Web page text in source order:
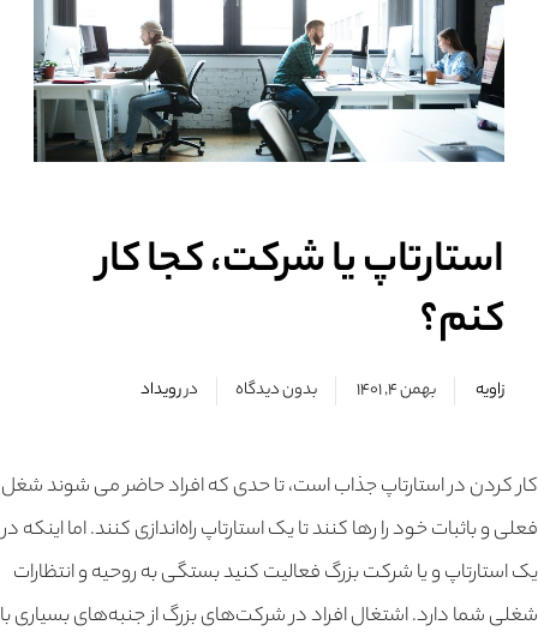
استارتاپ یا شرکت، کجا کار
کنم؟
زاویه بهمن ۴, ۱۴۰۱ بدون دیدگاه دررویداد
کار کردن در استارتاپ جذاب است، تا حدی که افراد حاضر می شوند شغل
فعلی و باثبات خود را رها کنند تا یک استارتاپ راه‌اندازی کنند. اما اینکه در
یک استارتاپ و یا شرکت بزرگ فعالیت کنید بستگی به روحیه و انتظارات
شغلی شما دارد. اشتغال افراد در شرکت‌های بزرگ از جنبه‌های بسیاری با